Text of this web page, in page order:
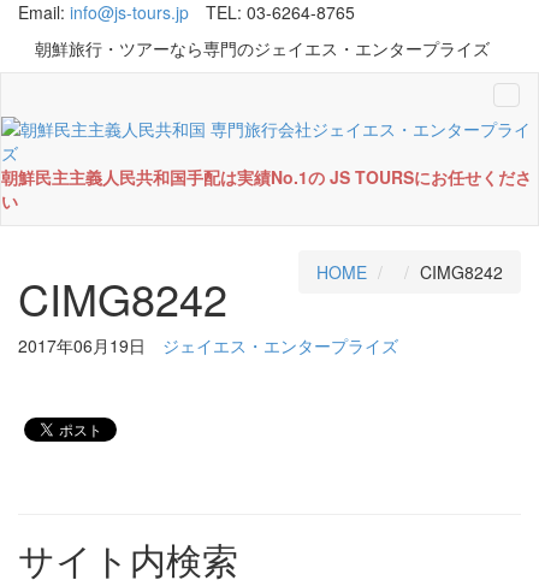
Email: info@js-tours.jp
TEL: 03-6264-8765
朝鮮旅行・ツアーなら専門のジェイエス・エンタープライズ
朝鮮民主主義人民共和国手配は実績No.1の JS TOURSにお任せくださ
い
CIMG8242 HOME CIMG8242
2017年06月19日 ジェイエス・エンタープライズ
サイト内検索